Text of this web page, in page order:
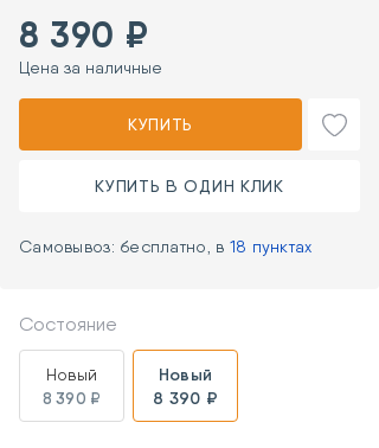
8 390 ₽
Цена за наличные
КУПИТЬ
КУПИТЬ В ОДИН КЛИК
Самовывоз: бесплатно, в 18 пунктах
Состояние
Новый
8 390 ₽
Новый
8 390 ₽